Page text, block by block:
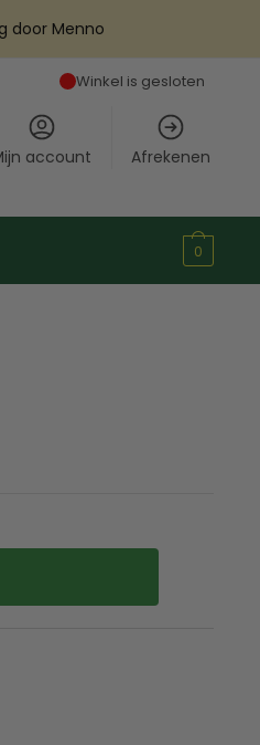
door Menno
Winkel is gesloten
account Afrekenen
0